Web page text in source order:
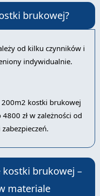
brukowej?
od kilku czynników i
indywidualnie.
kostki brukowej
zł w zależności od
kostki brukowej –
materiale